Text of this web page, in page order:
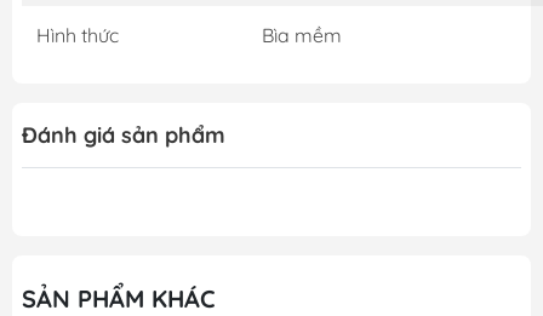
Hình thức Bìa mềm
Đánh giá sản phẩm
SẢN PHẨM KHÁC